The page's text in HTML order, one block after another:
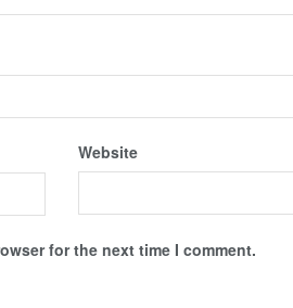
Website
for the next time I comment.